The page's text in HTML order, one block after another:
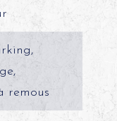
remous